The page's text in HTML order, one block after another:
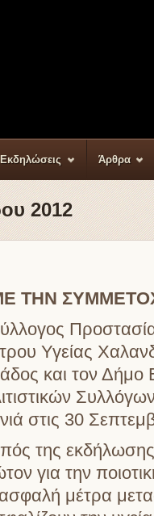
Εκδηλώσεις Άρθρα
2012
ΤΗΝ
Υγείας
και τον Δήμο
στις 30
της
για την
ασφαλή μέτρα